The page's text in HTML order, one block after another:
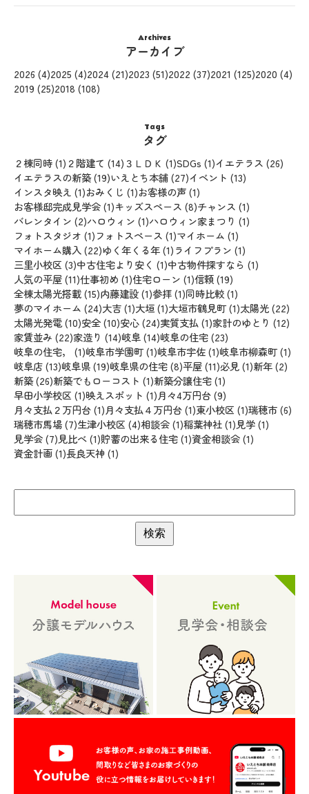
Archives
アーカイブ
2026(4)2025 (4)2024(21)2023 (51)2022 (37)2021 (125)2020 (4)
2019 (25)2018 (108)
Tags
タグ
２棟同時(1) ２階建て (14) ３ＬＤＫ (1)SDGs (1)イエテラス (26)
イエテラスの新築(19)いえとち本舗(27)イベント (13)
インスタ映え (1)おみくじ (1)お客様の声(1)
お客様邸完成見学会(1)キッズスペース (8)チャンス (1)
バレンタイン (2)ハロウィン (1)ハロウィン家まつり (1)
フォトスタジオ (1)フォトスペース (1)マイホーム (1)
マイホーム購入 (22)ゆく年くる年(1)ライフプラン (1)
三里小校区 (3)中古住宅より安く (1)中古物件探すなら (1)
人気の平屋(11)仕事初め (1)住宅ローン (1)信頼(19)
全棟太陽光搭載(15)内藤建設(1)参拝(1)同時比較(1)
夢のマイホーム (24)大吉(1)大垣(1)大垣市鶴見町(1)太陽光(22)
太陽光発電(10)安全(10)安心(24)実質支払 (1)家計のゆとり (12)
家賃並み (22)家造り (14)岐阜(14)岐阜の住宅(23)
岐阜の住宅，
(1)岐阜市学園町(1)岐阜市宇佐(1)岐阜市柳森町(1)
岐阜店(13)岐阜県(19)岐阜県の住宅(8)平屋(11)必見(1)新年(2)
新築(26)新築でもローコスト (1)新築分譲住宅(1)
早田小学校区 (1)映えスポット (1)月々4万円台(9)
月々支払２万円台(1)月々支払４万円台(1)東小校区 (1)瑞穂市(6)
瑞穂市馬場(7)生津小校区 (4)相談会(1)稲葉神社(1)見学(1)
見学会(7)見比べ(1)貯蓄の出来る住宅(1)資金相談会(1)
資金計画(1)長良天神(1)